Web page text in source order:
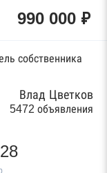
990 000 ₽
собственника
Влад Цветков
5472 объявления